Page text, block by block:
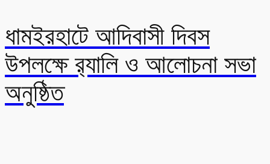
ধামইরহাটে আদিবাসী দিবস
উপলক্ষে র‍্যালি ও আলোচনা সভা
অনুষ্ঠিত